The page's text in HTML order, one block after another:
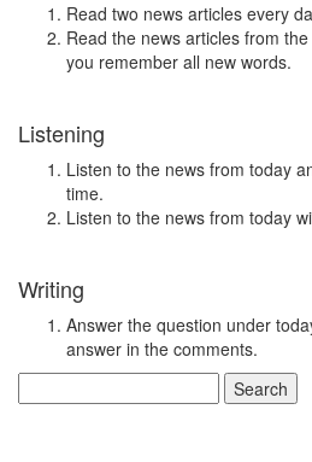
Read two news articles every
Read the news articles from
you remember all new words.
Listening
Listen to the news from today
time.
Listen to the news from today
Writing
Answer the question under
answer in the comments.
for: